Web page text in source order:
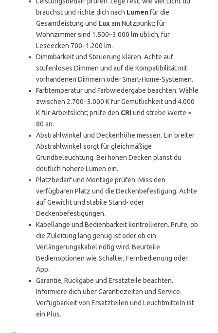
brauchst und richte dich nach Lumenfür die
Gesamtleistung und Luxam Nutzpunkt; für
Wohnzimmer sind 1.500–3.000 lm üblich, für
Leseecken 700–1.200 lm.
Dimmbarkeit und Steuerung klären. Achte auf
stufenloses Dimmen und auf die Kompatibilität mit
vorhandenen Dimmern oder Smart-Home-Systemen.
Farbtemperatur und Farbwiedergabe beachten. Wähle
zwischen 2.700–3.000 K für Gemütlichkeit und 4.000
K für Arbeitslicht; prüfe den CRIund strebe Werte ≥
80 an.
Abstrahlwinkel und Deckenhöhe messen. Ein breiter
Abstrahlwinkel sorgt für gleichmäßige
Grundbeleuchtung. Bei hohen Decken planst du
deutlich höhere Lumen ein.
Platzbedarf und Montage prüfen. Miss den
verfügbaren Platz und die Deckenbefestigung. Achte
auf Gewicht und stabile Stand- oder
Deckenbefestigungen.
Kabellänge und Bedienbarkeit kontrollieren. Prüfe, ob
die Zuleitung lang genug ist oder ob ein
Verlängerungskabel nötig wird. Beurteile
Bedienoptionen wie Schalter, Fernbedienung oder
App.
Garantie, Rückgabe und Ersatzteile beachten.
Informiere dich über Garantiezeiten und Service.
Verfügbarkeit von Ersatzteilen und Leuchtmitteln ist
ein Plus.